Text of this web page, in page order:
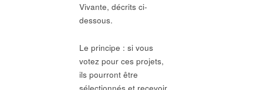
Vivante, décrits ci-
dessous.
Le principe : si vous
votez pour ces projets,
ils pourront être